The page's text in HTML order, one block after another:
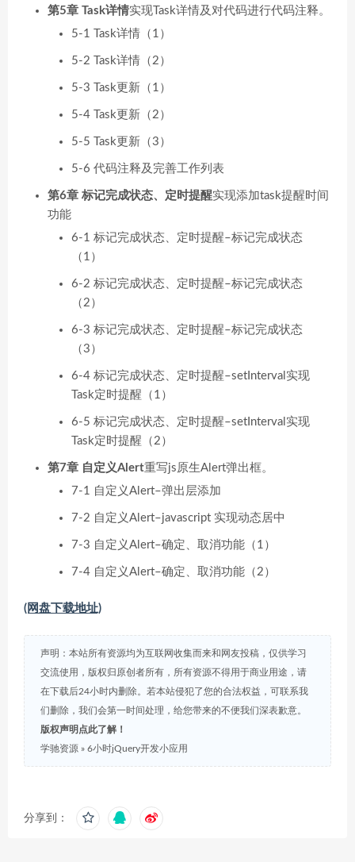
第5章 Task详情实现Task详情及对代码进行代码注释。
5-1 Task详情（1）
5-2 Task详情（2）
5-3 Task更新（1）
5-4 Task更新（2）
5-5 Task更新（3）
5-6 代码注释及完善工作列表
第6章 标记完成状态、定时提醒实现添加task提醒时间
功能
6-1 标记完成状态、定时提醒–标记完成状态
（1）
6-2 标记完成状态、定时提醒–标记完成状态
（2）
6-3 标记完成状态、定时提醒–标记完成状态
（3）
6-4 标记完成状态、定时提醒–setInterval实现
Task定时提醒（1）
6-5 标记完成状态、定时提醒–setInterval实现
Task定时提醒（2）
第7章 自定义Alert重写js原生Alert弹出框。
7-1 自定义Alert–弹出层添加
7-2 自定义Alert–javascript 实现动态居中
7-3 自定义Alert–确定、取消功能（1）
7-4 自定义Alert–确定、取消功能（2）
(网盘下载地址)
声明：本站所有资源均为互联网收集而来和网友投稿，仅供学习
交流使用，版权归原创者所有，所有资源不得用于商业用途，请
在下载后24小时内删除。若本站侵犯了您的合法权益，可联系我
们删除，我们会第一时间处理，给您带来的不便我们深表歉意。
版权声明点此了解！
学驰资源 » 6小时jQuery开发小应用
分享到：